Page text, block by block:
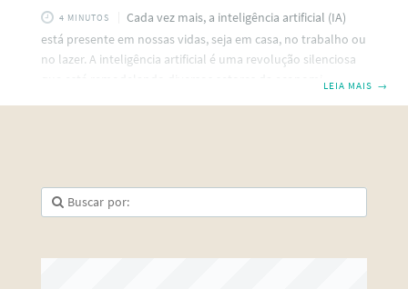
4 MINUTOS
Cada vez mais, a inteligência artificial (IA)
está presente em nossas vidas, seja em casa, no trabalho ou
no lazer. A inteligência artificial é uma revolução silenciosa
que está remodelando diversos setores da economia
como a inteligência artificial está ajudando os
empreendedores agora e o
LEIA MAIS →